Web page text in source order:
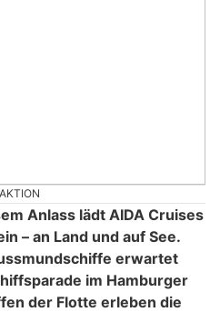
Anlass lädt AIDA Cruises
– an Land und auf See.
erwartet
im Hamburger
der Flotte erleben die